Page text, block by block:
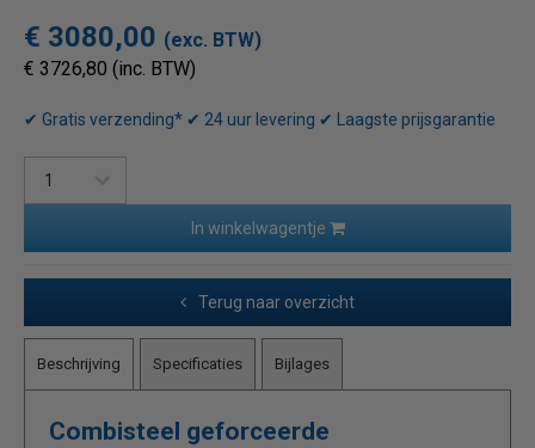
€ 3080,00 (exc. BTW)
€ 3726,80 (inc. BTW)
✔ Gratis verzending* ✔ 24 uur levering ✔ Laagste prijsgarantie
In winkelwagentje
Terug naar overzicht
Beschrijving Specificaties Bijlages
Combisteel geforceerde